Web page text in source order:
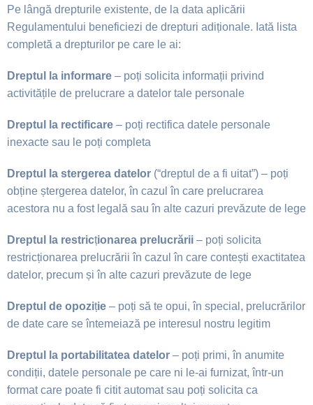
Pe lângă drepturile existente, de la data aplicării
Regulamentului beneficiezi de drepturi adiționale. Iată lista
completă a drepturilor pe care le ai:
Dreptul la informare – poți solicita informații privind
activitățile de prelucrare a datelor tale personale
Dreptul la rectificare – poți rectifica datele personale
inexacte sau le poți completa
Dreptul la stergerea datelor (“dreptul de a fi uitat”) – poți
obține ștergerea datelor, în cazul în care prelucrarea
acestora nu a fost legală sau în alte cazuri prevăzute de lege
Dreptul la restricționarea prelucrării – poți solicita
restricționarea prelucrării în cazul în care contești exactitatea
datelor, precum și în alte cazuri prevăzute de lege
Dreptul de opoziție – poți să te opui, în special, prelucrărilor
de date care seîntemeiază pe interesul nostru legitim
Dreptul la portabilitatea datelor – poți primi, în anumite
condiții, datele personale pe care ni le-ai furnizat, într-un
format care poate fi citit automat sau poți solicita ca